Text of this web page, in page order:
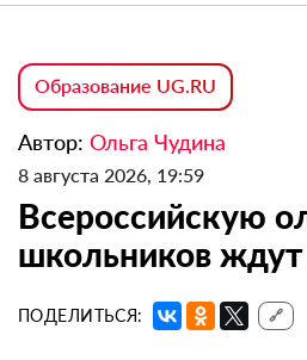
Образование UG.RU
Автор: Ольга Чудина
8 августа 2026, 19:59
Всероссийскую
школьников
ПОДЕЛИТЬСЯ: 🔗